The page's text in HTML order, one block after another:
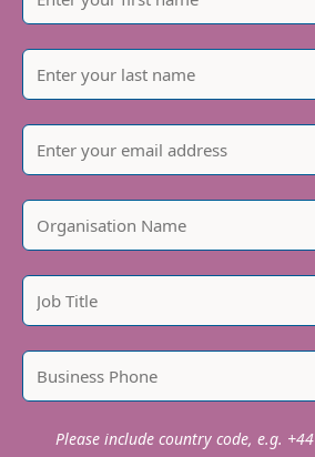
Please include country code, e.g. +44